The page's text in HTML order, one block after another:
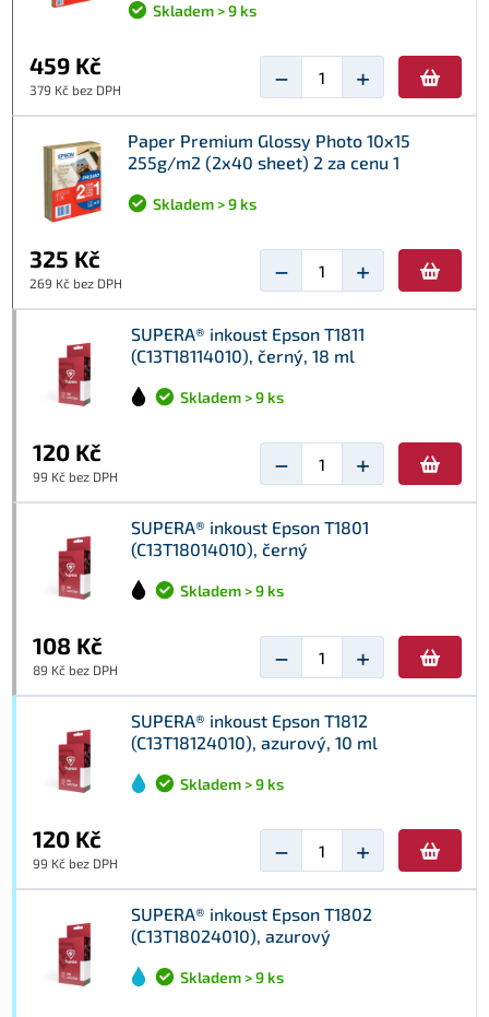
Skladem > 9 ks
459 Kč
379 Kč bez DPH − +
Paper Premium Glossy Photo 10x15
255g/m2 (2x40 sheet) 2 za cenu 1
Skladem > 9 ks
325 Kč
269 Kč bez DPH − +
SUPERA® inkoust Epson T1811
(C13T18114010), černý, 18 ml
Skladem > 9 ks
120 Kč
99 Kč bez DPH − +
SUPERA® inkoust Epson T1801
(C13T18014010), černý
Skladem > 9 ks
108 Kč
89 Kč bez DPH − +
SUPERA® inkoust Epson T1812
(C13T18124010), azurový, 10 ml
Skladem > 9 ks
120 Kč
99 Kč bez DPH − +
SUPERA® inkoust Epson T1802
(C13T18024010), azurový
Skladem > 9 ks